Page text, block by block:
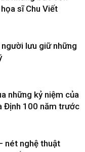
sĩ Chu Viết
lưu giữ những
những kỷ niệm của
Định 100 năm trước
nét nghệ thuật